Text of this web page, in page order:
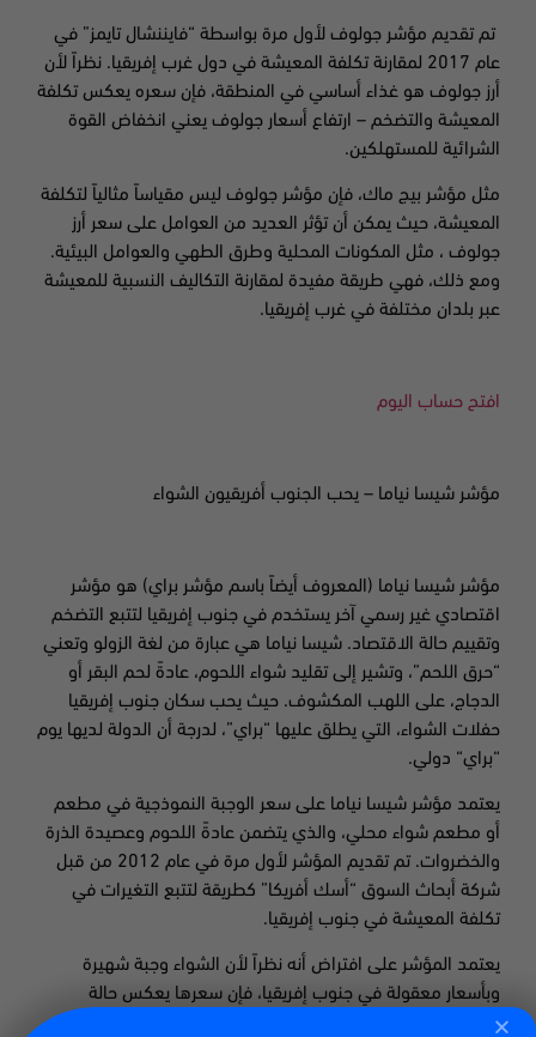
تم تقديم مؤشر جولوف لأول مرة بواسطة “فايننشال تايمز” في
عام 2017 لمقارنة تكلفة المعيشة في دول غرب إفريقيا. نظراً لأن
أرز جولوف هو غذاء أساسي في المنطقة، فإن سعره يعكس تكلفة
المعيشة والتضخم – ارتفاع أسعار جولوف يعني انخفاض القوة
الشرائية للمستهلكين.
مثل مؤشر بيج ماك، فإن مؤشر جولوف ليس مقياساً مثالياً لتكلفة
المعيشة، حيث يمكن أن تؤثر العديد من العوامل على سعر أرز
جولوف ، مثل المكونات المحلية وطرق الطهي والعوامل البيئية.
ومع ذلك، فهي طريقة مفيدة لمقارنة التكاليف النسبية للمعيشة
عبر بلدان مختلفة في غرب إفريقيا.
افتح حساب اليوم
مؤشر شيسا نياما – يحب الجنوب أفريقيون الشواء
مؤشر شيسا نياما (المعروف أيضاً باسم مؤشر براي) هو مؤشر
اقتصادي غير رسمي آخر يستخدم في جنوب إفريقيا لتتبع التضخم
وتقييم حالة الاقتصاد. شيسا نياما هي عبارة من لغة الزولو وتعني
“حرق اللحم”، وتشير إلى تقليد شواء اللحوم، عادةً لحم البقر أو
الدجاج، على اللهب المكشوف. حيث يحب سكان جنوب إفريقيا
حفلات الشواء، التي يطلق عليها “براي”، لدرجة أن الدولة لديها يوم
“براي“ دولي.
يعتمد مؤشر شيسا نياما على سعر الوجبة النموذجية في مطعم
أو مطعم شواء محلي، والذي يتضمن عادةً اللحوم وعصيدة الذرة
والخضروات. تم تقديم المؤشر لأول مرة في عام 2012 من قبل
شركة أبحاث السوق “أسك أفريكا” كطريقة لتتبع التغيرات في
تكلفة المعيشة في جنوب إفريقيا.
يعتمد المؤشر على افتراض أنه نظراً لأن الشواء وجبة شهيرة
وبأسعار معقولة في جنوب إفريقيا، فإن سعرها يعكس حالة
الاقتصاد. تؤثر التغيرات في أسعار المواد الغذائية مثل الارتفاع